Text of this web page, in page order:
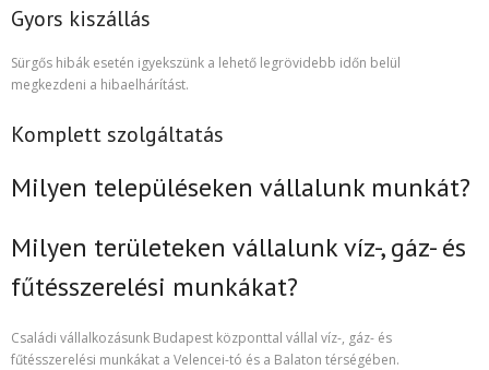
Gyors kiszállás
Sürgős hibák esetén igyekszünk a lehető legrövidebb időn belül
megkezdeni a hibaelhárítást.
Komplett szolgáltatás
Milyen településeken vállalunk munkát?
Milyen területeken vállalunk víz-, gáz- és
fűtésszerelési munkákat?
Családi vállalkozásunk Budapest központtal vállal víz-, gáz- és
fűtésszerelési munkákat a Velencei-tó és a Balaton térségében.